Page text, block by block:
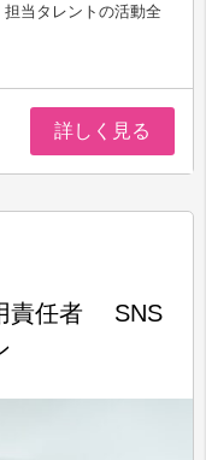
当タレントの活動全
詳しく見る
責任者 SNS